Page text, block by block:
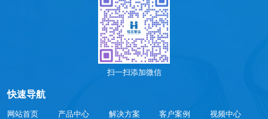
扫一扫添加微信
快速导航
网站首页 产品中心 解决方案 客户案例 视频中心